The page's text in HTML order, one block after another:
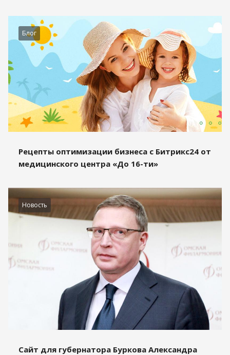
Блог
Рецепты оптимизации бизнеса с Битрикс24 от
медицинского центра «До 16-ти»
Новость
Сайт для губернатора Буркова Александра